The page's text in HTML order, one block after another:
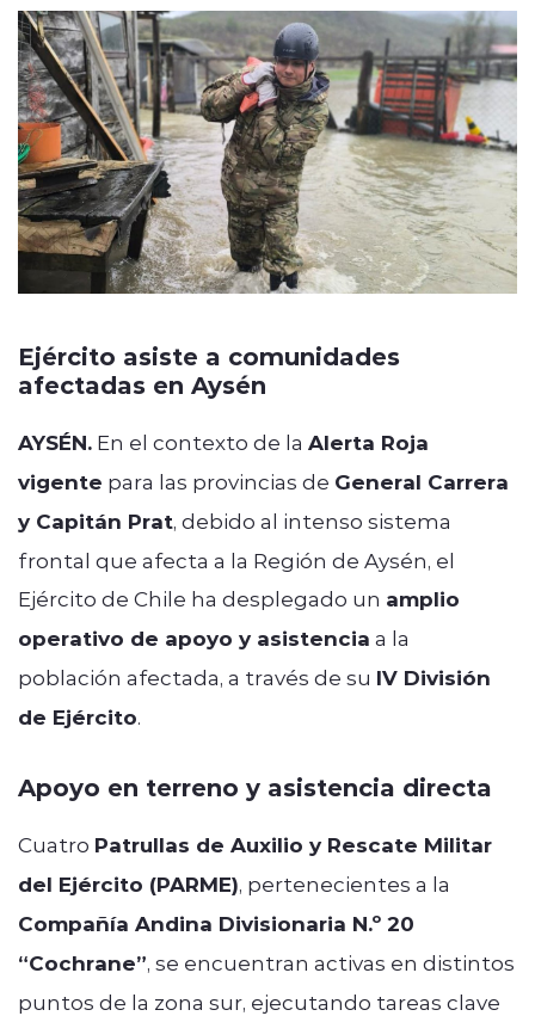
Ejército asiste a comunidades
afectadas en Aysén
AYSÉN. En el contexto de la Alerta Roja
vigente para las provincias de General Carrera
y Capitán Prat, debido al intenso sistema
frontal que afecta a la Región de Aysén, el
Ejército de Chile ha desplegado un amplio
operativo de apoyo y asistencia a la
población afectada, a través de su IV División
de Ejército.
Apoyo en terreno y asistencia directa
Cuatro Patrullas de Auxilio y Rescate Militar
del Ejército (PARME), pertenecientes a la
Compañía Andina Divisionaria N.º 20
“Cochrane”, se encuentran activas en distintos
puntos de la zona sur, ejecutando tareas clave